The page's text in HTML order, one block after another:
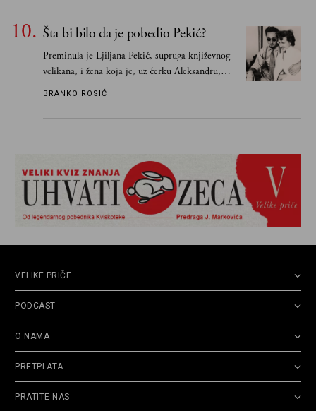
Šta bi bilo da je pobedio Pekić?
Preminula je Ljiljana Pekić, supruga književnog
velikana, i žena koja je, uz ćerku Aleksandru,
vodila računa o zaostavštini pisca. Ovu priču o
BRANKO ROSIĆ
VELIKE PRIČE
PODCAST
O NAMA
PRETPLATA
PRATITE NAS